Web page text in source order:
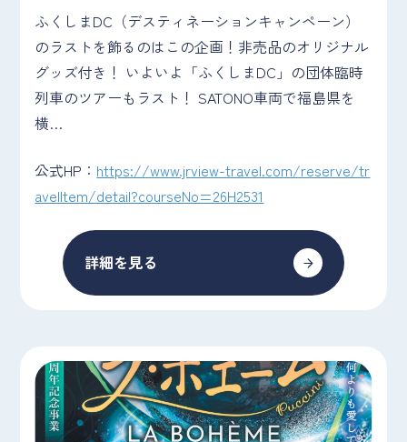
ふくしまDC（デスティネーションキャンペーン）
のラストを飾るのはこの企画！非売品のオリジナル
グッズ付き！ いよいよ「ふくしまDC」の団体臨時
列車のツアーもラスト！ SATONO車両で福島県を
横…
公式HP： https://www.jrview-travel.com/reserve/tr
avelItem/detail?courseNo=26H2531
詳細を見る